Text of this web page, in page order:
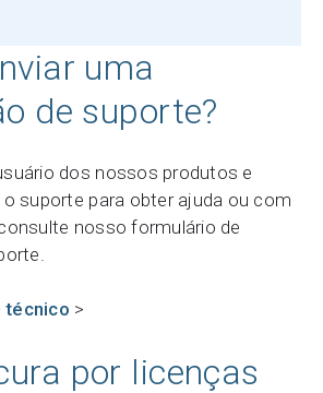
uma
de suporte?
dos nossos produtos e
suporte para obter ajuda ou com
nosso formulário de
técnico >
por licenças